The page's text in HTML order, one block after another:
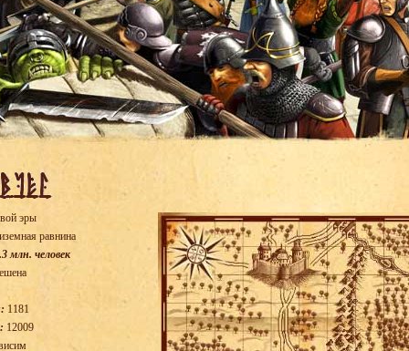
эры
равнина
млн. человек
1181
12009